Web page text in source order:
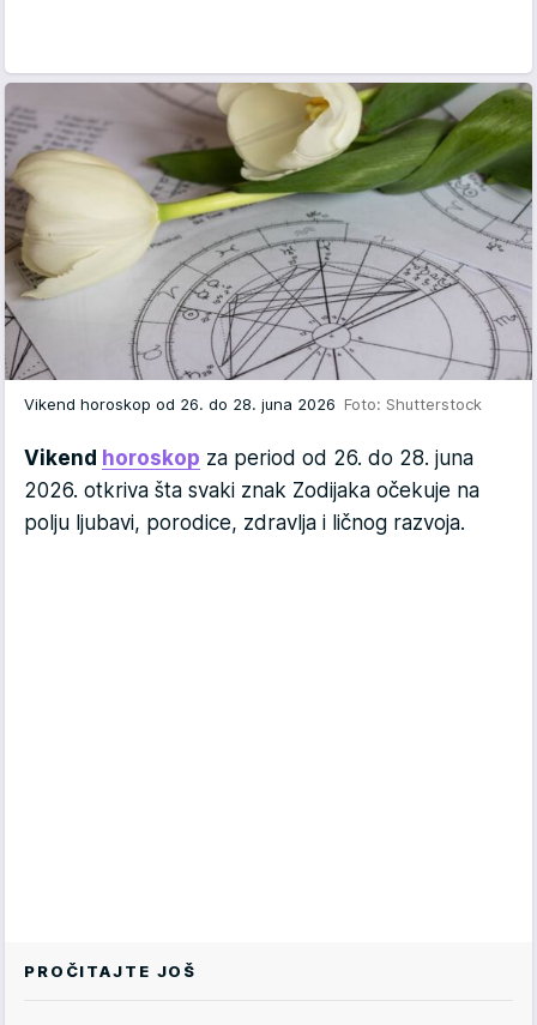
Vikend horoskop od 26. do 28. juna 2026 Foto: Shutterstock
Vikend horoskop za period od 26. do 28. juna
2026. otkriva šta svaki znak Zodijaka očekuje na
polju ljubavi, porodice, zdravlja i ličnog razvoja.
PROČITAJTE JOŠ